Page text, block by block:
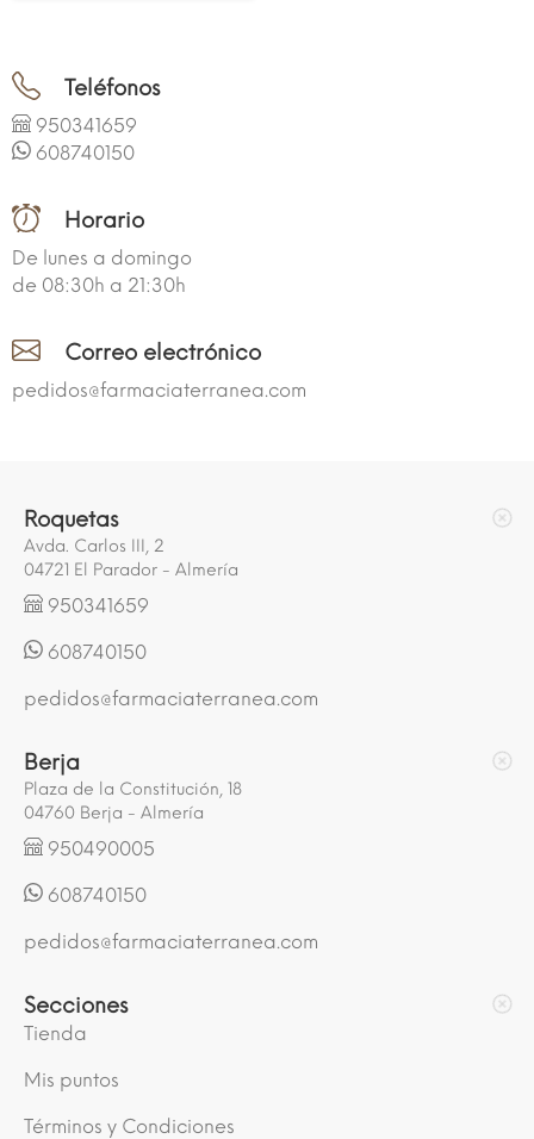
Teléfonos
950341659
608740150
Horario
De lunes a domingo
de 08:30h a 21:30h
Correo electrónico
pedidos@farmaciaterranea.com
Roquetas
Avda. Carlos III, 2
04721 El Parador - Almería
950341659
608740150
pedidos@farmaciaterranea.com
Berja
Plaza de la Constitución, 18
04760 Berja - Almería
950490005
608740150
pedidos@farmaciaterranea.com
Secciones
Tienda
Mis puntos
Términos y Condiciones